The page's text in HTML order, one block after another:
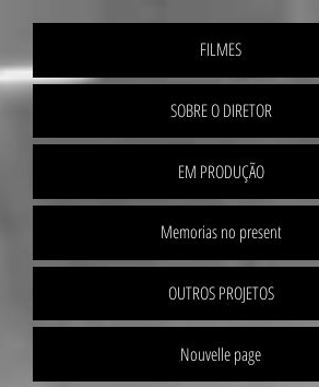
FILMES
SOBRE O DIRETOR
EM PRODUÇÃO
Memorias no present
OUTROS PROJETOS
Nouvelle page